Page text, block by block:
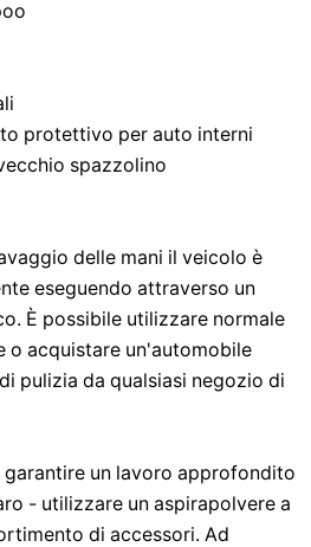
protettivo per auto interni
spazzolino
delle mani il veicolo è
eseguendo attraverso un
È possibile utilizzare normale
o acquistare un'automobile
pulizia da qualsiasi negozio di
un lavoro approfondito
- utilizzare un aspirapolvere a
di accessori. Ad